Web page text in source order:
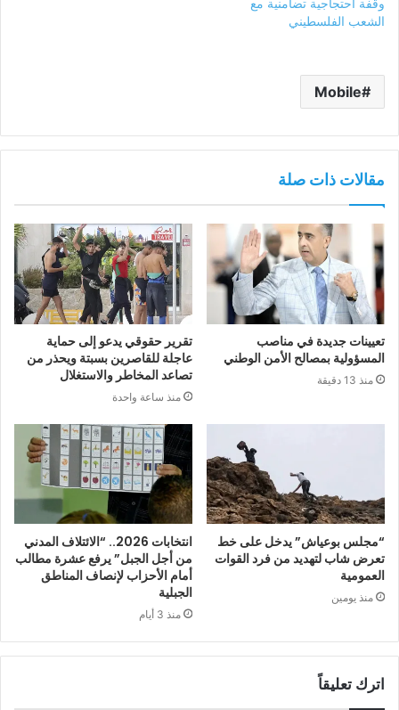
وقفة احتجاجية تضامنية مع
الشعب الفلسطيني
Mobile
مقالات ذات صلة
تعيينات جديدة في مناصب
المسؤولية بمصالح الأمن الوطني
منذ 13 دقيقة
تقرير حقوقي يدعو إلى حماية
عاجلة للقاصرين بسبتة ويحذر من
تصاعد المخاطر والاستغلال
منذ ساعة واحدة
“مجلس بوعياش” يدخل على خط
تعرض شاب لتهديد من فرد القوات
العمومية
منذ يومين
انتخابات 2026.. “الائتلاف المدني
من أجل الجبل” يرفع عشرة مطالب
أمام الأحزاب لإنصاف المناطق
الجبلية
منذ 3 أيام
اترك تعليقاً